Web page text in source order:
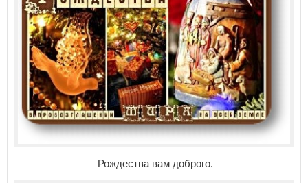
Рождества вам доброго.